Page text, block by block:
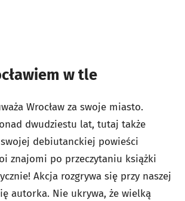
w tle
Wrocław za swoje miasto.
dwudziestu lat, tutaj także
debiutanckiej powieści
znajomi po przeczytaniu książki
Akcja rozgrywa się przy naszej
autorka. Nie ukrywa, że wielką